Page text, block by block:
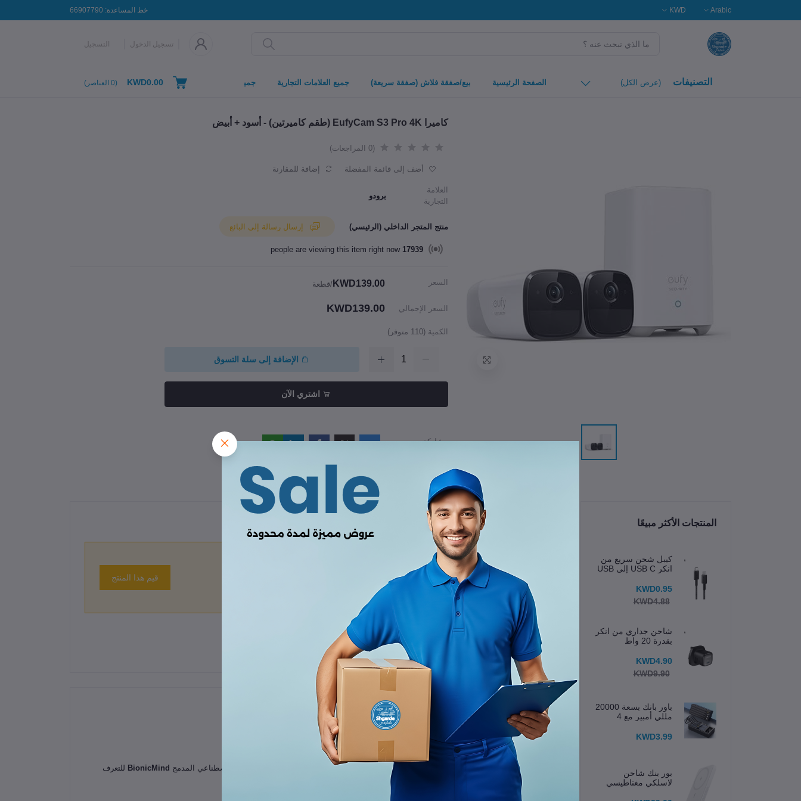
Arabic
KWD خط المساعدة: 66907790
تسجيل الدخول التسجيل
التصنيفات (عرض الكل) الصفحة الرئيسية بيع/صفقة فلاش (صفقة سريعة) جميع العلامات التجارية جميع التصنيفات KWD0.00
(
0 العناصر)
كاميرا EufyCam S3 Pro 4K (طقم كاميرتين) - أسود + أبيض
(0 المراجعات)
أضف إلى قائمة المفضلة إضافة للمقارنة
العلامة
التجارية
برودو
منتج المتجر الداخلي (الرئيسي)
4017
people are viewing this item right now
السعر KWD139.00 /قطعة
السعر الإجمالي KWD139.00
الكمية (
110 متوفر)
الإضافة إلى سلة التسوق
اشتري الآن
مشاركة
المنتجات الأكثر مبيعًا
كيبل شحن سريع من
انكر USB C إلى USB
KWD0.95
KWD4.88
شاحن جداري من انكر
بقدرة 20 واط
KWD4.90
KWD9.90
باور بانك بسعة 20000
مللي أمبير مع 4
عرض
KWD3.99
بور بنك شاحن
لاسلكي مغناطيسي
المراجعات والتقييمات
0.00 من أصل 5.0 قيم هذا المنتج
لا يوجد هناك مراجعات لهذا المنتج حتى الآن.
يوفر النظام فيديو بدقة رؤية ليلية ملونة ، ويستخدم الذكاء الاصطناعي المدمج BionicMind للتعرف
الدقيق على
الأشخاص، الحيوانات الأليفة، والمركبات